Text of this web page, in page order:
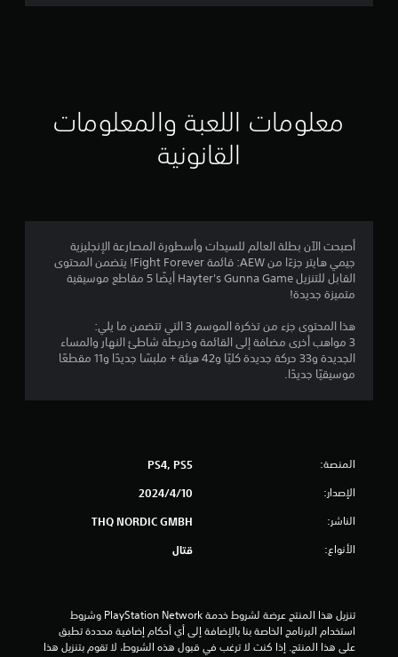
ت
ي
.
1
ن
و
م
م
م
معلومات اللعبة والمعلومات
القانونية
أصبحت الآن بطلة العالم للسيدات وأسطورة المصارعة الإنجليزية
جيمي هايتر جزءًا من AEW: قائمة Fight Forever! يتضمن المحتوى
القابل للتنزيل Hayter's Gunna Game أيضًا 5 مقاطع موسيقية
متميزة جديدة!
هذا المحتوى جزء من تذكرة الموسم 3 التي تتضمن ما يلي:
3 مواهب أخرى مضافة إلى القائمة وخريطة شاطئ النهار والمساء
الجديدة و33 حركة جديدة كليًا و42 هيئة + ملبسًا جديدًا و11 مقطعًا
موسيقيًا جديدًا.
المنصة: PS4, PS5
الإصدار: 10‏/4‏/2024
الناشر: THQ NORDIC GMBH
الأنواع: قتال